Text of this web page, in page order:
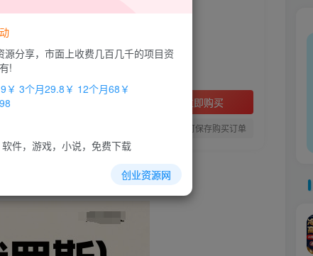
会员
立即购买
登录！建议登陆后购买，办理会员包月更省钱，可保存购买订单
源分享，市面上收费几百几千的项目资
!
￥ 3个月29.8￥ 12个月68￥
件，游戏，小说，免费下载
创业资源网